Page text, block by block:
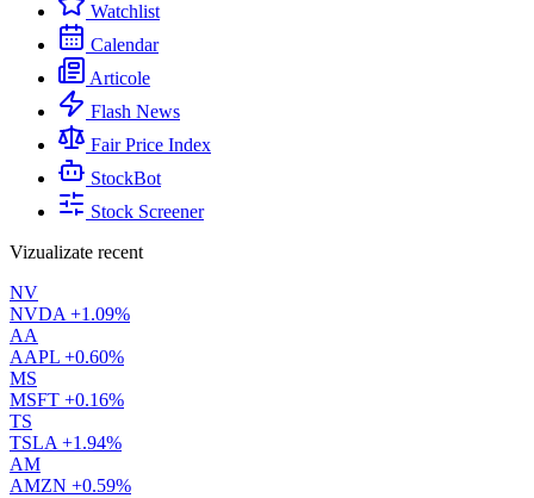
Watchlist
Calendar
Articole
Flash News
Fair Price Index
StockBot
Stock Screener
Vizualizate recent
NV
NVDA +1.09%
AA
AAPL +0.60%
MS
MSFT +0.16%
TS
TSLA +1.94%
AM
AMZN +0.59%